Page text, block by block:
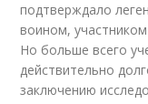
подтверждало
воином,
Но больше всего
действительно
заключению